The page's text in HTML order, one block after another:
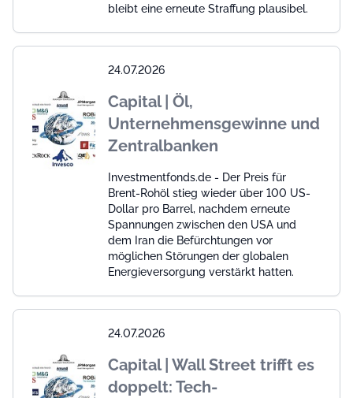
bleibt eine erneute Straffung plausibel.
24.07.2026
Capital | Öl,
Unternehmensgewinne und
Zentralbanken
Investmentfonds.de - Der Preis für
Brent-Rohöl stieg wieder über 100 US-
Dollar pro Barrel, nachdem erneute
Spannungen zwischen den USA und
dem Iran die Befürchtungen vor
möglichen Störungen der globalen
Energieversorgung verstärkt hatten.
24.07.2026
Capital | Wall Street trifft es
doppelt: Tech-